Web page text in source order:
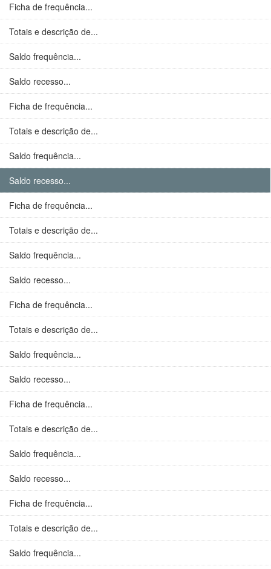
Ficha de frequência...
Totais e descrição de...
Saldo frequência...
Saldo recesso...
Ficha de frequência...
Totais e descrição de...
Saldo frequência...
Saldo recesso...
Ficha de frequência...
Totais e descrição de...
Saldo frequência...
Saldo recesso...
Ficha de frequência...
Totais e descrição de...
Saldo frequência...
Saldo recesso...
Ficha de frequência...
Totais e descrição de...
Saldo frequência...
Saldo recesso...
Ficha de frequência...
Totais e descrição de...
Saldo frequência...